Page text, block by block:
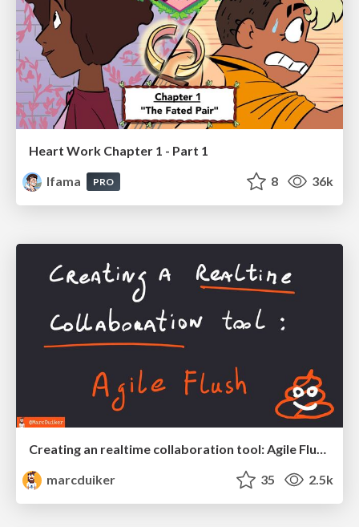
Heart Work Chapter 1 - Part 1
lfama
PRO 8 36k
Creating an realtime collaboration tool: Agile Flush - .NET Oxford
marcduiker
35 2.5k